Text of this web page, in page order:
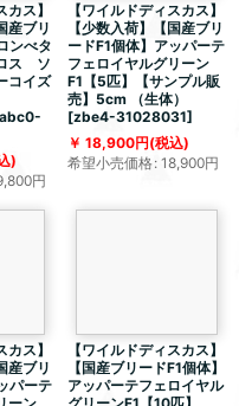
カス】
産ブリ
ンべタ
ス ソ
コイズ
)
円
【ワイルドディスカス】
【少数入荷】【国産ブリ
ードF1個体】アッパーテ
フェロイヤルグリーン
F1【5匹】【サンプル販
売】5cm （生体）
[zbe4-31028031]
18,900円(税込)
希望小売価格: 18,900円
カス】
産ブリ
パーテ
【ワイルドディスカス】
【国産ブリードF1個体】
アッパーテフェロイヤル